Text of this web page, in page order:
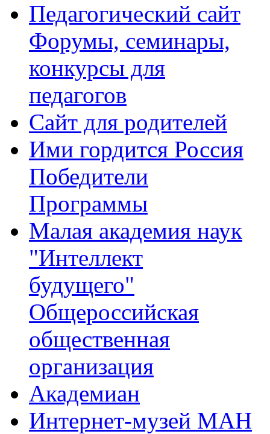
Педагогический сайт
Форумы, семинары,
конкурсы для
педагогов
Сайт для родителей
Ими гордится Россия
Победители
Программы
Малая академия наук
"Интеллект
будущего"
Общероссийская
общественная
организация
Академиан
Интернет-музей МАН